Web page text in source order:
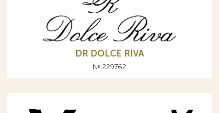
DR DOLCE RIVA
№ 229762